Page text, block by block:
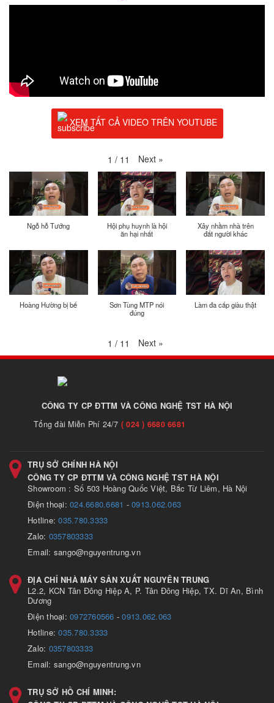
XEM TẤT CẢ VIDEO TRÊN YOUTUBE
1 / 11 Next »
Ngỗ hỗ Tướng
Hội phụ huynh là hội
ăn hại nhất
Xây nhầm nhà trên
đất người khác
Hoàng Hường bị bế
Sơn Tùng MTP nói
đúng
Làm đa cấp giàu thật
1 / 11 Next »
CÔNG TY CP ĐTTM VÀ CÔNG NGHỆ TST HÀ NỘI
Tổng đài Miễn Phí 24/7 ( 024 ) 6680 6681
TRỤ SỞ CHÍNH HÀ NỘI
CÔNG TY CP ĐTTM VÀ CÔNG NGHỆ TST HÀ NỘI
Showroom : Số 503 Hoàng Quốc Việt, Bắc Từ Liêm, Hà Nội
Điện thoại:024.6680.6681 -0913.062.063
Hotline:035.780.3333
Zalo: 0357803333
Email: sango@nguyentrung.vn
ĐỊA CHỈ NHÀ MÁY SẢN XUẤT NGUYÊN TRUNG
L2.2, KCN Tân Đông Hiệp A, P. Tân Đông Hiệp, TX. Dĩ An, Bình
Dương
Điện thoại:0972760566 -0913.062.063
Hotline:035.780.3333
Zalo: 0357803333
Email: sango@nguyentrung.vn
TRỤ SỞ HỒ CHÍ MINH: